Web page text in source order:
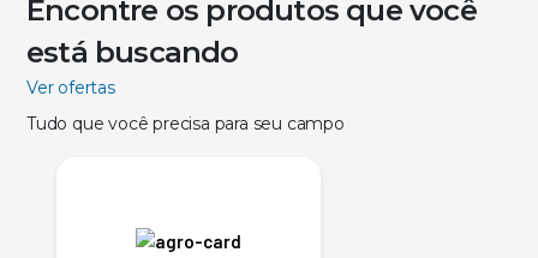
Encontre os produtos que você
está buscando
Ver ofertas
Tudo que você precisa para seu campo